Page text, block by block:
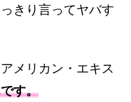
きり言ってヤバす
メリカン・エキス
す。